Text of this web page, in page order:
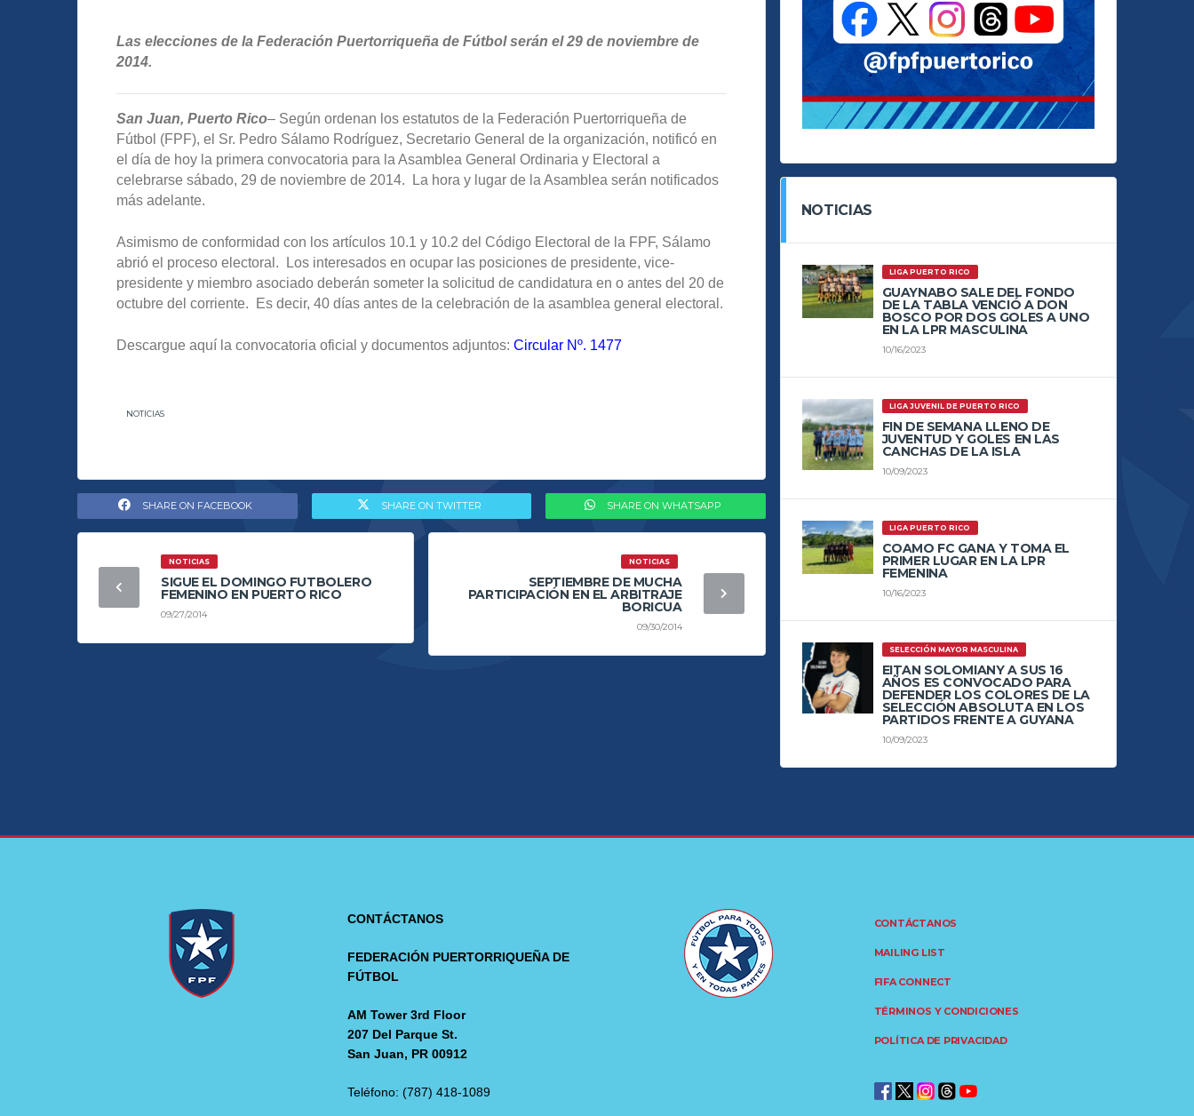
Las elecciones de la Federación Puertorriqueña de Fútbol serán el 29 de noviembre de
2014.
San Juan, Puerto Rico– Según ordenan los estatutos de la Federación Puertorriqueña de
Fútbol (FPF), el Sr. Pedro Sálamo Rodríguez, Secretario General de la organización, notificó en
el día de hoy la primera convocatoria para la Asamblea General Ordinaria y Electoral a
celebrarse sábado, 29 de noviembre de 2014. La hora y lugar de la Asamblea serán notificados
más adelante.
Asimismo de conformidad con los artículos 10.1 y 10.2 del Código Electoral de la FPF, Sálamo
abrió el proceso electoral. Los interesados en ocupar las posiciones de presidente, vice-
presidente y miembro asociado deberán someter la solicitud de candidatura en o antes del 20 de
octubre del corriente. Es decir, 40 días antes de la celebración de la asamblea general electoral.
Descargue aquí la convocatoria oficial y documentos adjuntos: Circular Nº. 1477
NOTICIAS
SHARE ON FACEBOOK SHARE ON TWITTER SHARE ON WHATSAPP
NOTICIAS
SIGUE EL DOMINGO FUTBOLERO
FEMENINO EN PUERTO RICO
09/27/2014
NOTICIAS
SEPTIEMBRE DE MUCHA
PARTICIPACIÓN EN EL ARBITRAJE
BORICUA
09/30/2014
NOTICIAS
LIGA PUERTO RICO
GUAYNABO SALE DEL FONDO
DE LA TABLA VENCIÓ A DON
BOSCO POR DOS GOLES A UNO
EN LA LPR MASCULINA
10/16/2023
LIGA JUVENIL DE PUERTO RICO
FIN DE SEMANA LLENO DE
JUVENTUD Y GOLES EN LAS
CANCHAS DE LA ISLA
10/09/2023
LIGA PUERTO RICO
COAMO FC GANA Y TOMA EL
PRIMER LUGAR EN LA LPR
FEMENINA
10/16/2023
SELECCIÓN MAYOR MASCULINA
EITAN SOLOMIANY A SUS 16
AÑOS ES CONVOCADO PARA
DEFENDER LOS COLORES DE LA
SELECCIÓN ABSOLUTA EN LOS
PARTIDOS FRENTE A GUYANA
10/09/2023
CONTÁCTANOS
FEDERACIÓN PUERTORRIQUEÑA DE
FÚTBOL
AM Tower 3rd Floor
207 Del Parque St.
San Juan, PR 00912
Teléfono: (787) 418-1089
CONTÁCTANOS
MAILING LIST
FIFA CONNECT
TÉRMINOS Y CONDICIONES
POLÍTICA DE PRIVACIDAD